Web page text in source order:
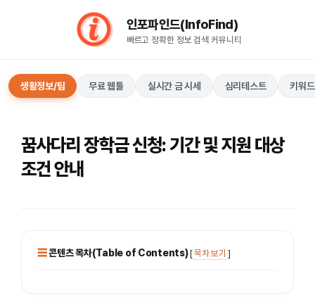
인포파인드(InfoFind)​​​​
빠르고 정확한 정보 검색 커뮤니티
생활정보/팁 무료 웹툴 실시간 금 시세 심리테스트 키워
꿈사다리 장학금 신청: 기간 및 지원 대상
조건 안내
콘텐츠 목차(Table of Contents)[목차 보기 ]